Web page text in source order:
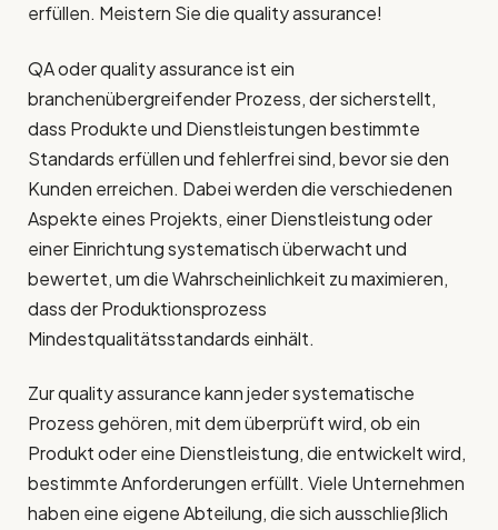
erfüllen. Meistern Sie die quality assurance!
QA oder quality assurance ist ein
branchenübergreifender Prozess, der sicherstellt,
dass Produkte und Dienstleistungen bestimmte
Standards erfüllen und fehlerfrei sind, bevor sie den
Kunden erreichen. Dabei werden die verschiedenen
Aspekte eines Projekts, einer Dienstleistung oder
einer Einrichtung systematisch überwacht und
bewertet, um die Wahrscheinlichkeit zu maximieren,
dass der Produktionsprozess
Mindestqualitätsstandards einhält.
Zur quality assurance kann jeder systematische
Prozess gehören, mit dem überprüft wird, ob ein
Produkt oder eine Dienstleistung, die entwickelt wird,
bestimmte Anforderungen erfüllt. Viele Unternehmen
haben eine eigene Abteilung, die sich ausschließlich